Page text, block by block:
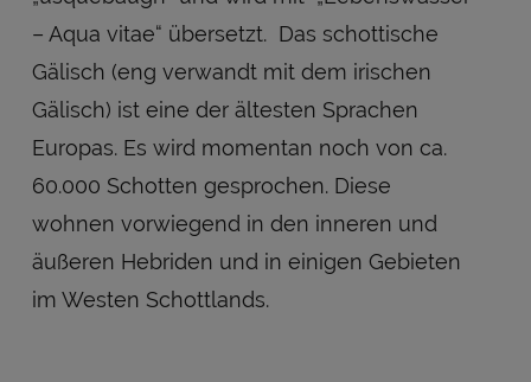
– Aqua vitae“ übersetzt. Das schottische
Gälisch (eng verwandt mit dem irischen
Gälisch) ist eine der ältesten Sprachen
Europas. Es wird momentan noch von ca.
60.000 Schotten gesprochen. Diese
wohnen vorwiegend in den inneren und
äußeren Hebriden und in einigen Gebieten
im Westen Schottlands.